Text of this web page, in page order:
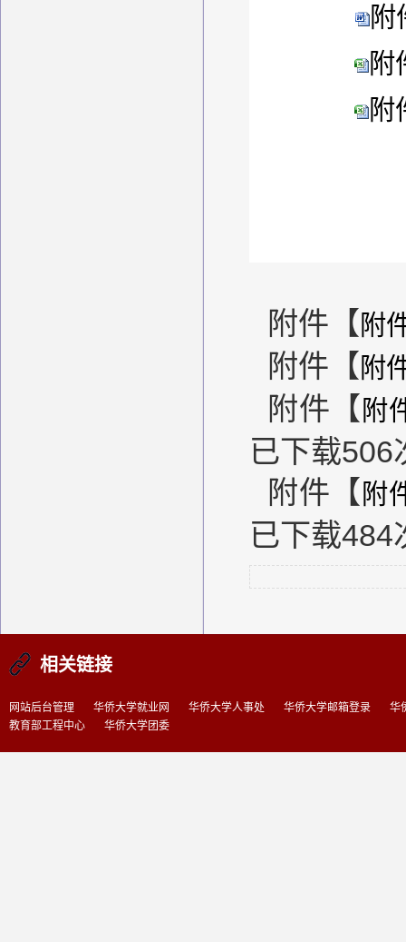
附
附
附
附件【 附
附件【 附
附件【 附
已下载506
附件【 附
已下载484
相关链接
网站后台管理 华侨大学就业网 华侨大学人事处 华侨大学邮箱登录
华
教育部工程中心
华侨大学团委